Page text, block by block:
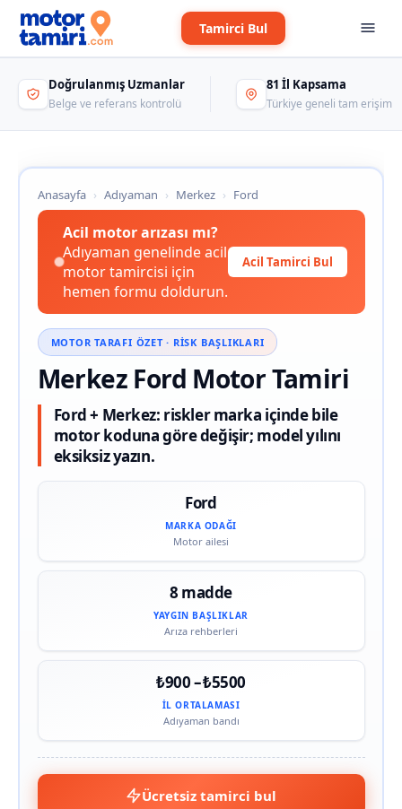
Tamirci Bul
Doğrulanmış Uzmanlar
Belge ve referans kontrolü
81 İl Kapsama
Türkiye geneli tam erişim
Anasayfa › Adıyaman › Merkez › Ford
Acil motor arızası mı?
Adıyaman genelinde acil
motor tamircisi için
hemen formu doldurun.
Acil Tamirci Bul
MOTOR TARAFI ÖZET · RISK BAŞLIKLARI
Merkez Ford Motor Tamiri
Ford + Merkez: riskler marka içinde bile
motor koduna göre değişir; model yılını
eksiksiz yazın.
Ford
MARKA ODAĞI
Motor ailesi
8 madde
YAYGIN BAŞLIKLAR
Arıza rehberleri
₺900 – ₺5500
İL ORTALAMASI
Adıyaman bandı
Ücretsiz tamirci bul